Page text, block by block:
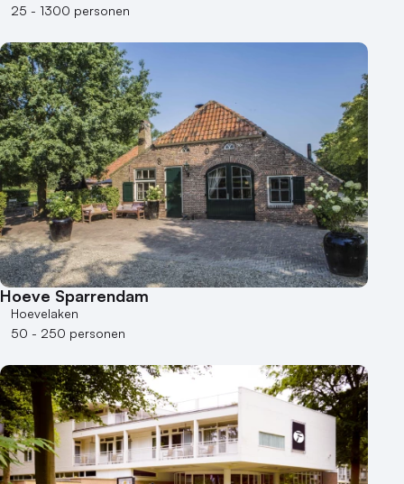
Groene locatie
Hotel
Hybride events
Industriële locatie
Kasteel en landgoed
Kleine / intieme locatie
Locaties aan zee
Museum
Theater
Varende locatie
25 - 1300 personen
Hoeve Sparrendam
Hoevelaken
50 - 250 personen